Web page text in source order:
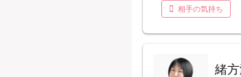
相手の気持ち
緒